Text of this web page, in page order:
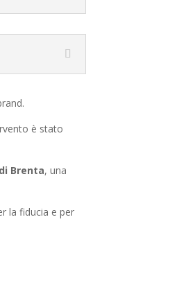
è stato
Brenta, una
la fiducia e per